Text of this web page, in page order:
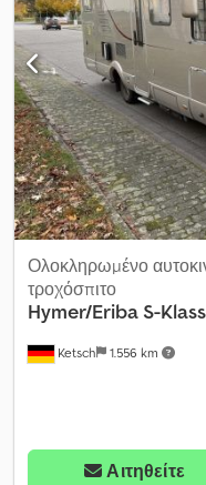
Ketsch 1.556 km
Ολοκληρωμένο
τροχόσπιτο
Hymer/Eriba S-
Αιτηθείτε